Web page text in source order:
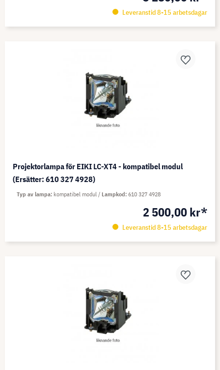
Leveranstid 8-15 arbetsdagar
Projektorlampa för EIKI LC-XT4 - kompatibel modul
(Ersätter: 610 327 4928)
2 500,00 kr*
Leveranstid 8-15 arbetsdagar
Typ av lampa kompatibel modul Lampkod 610 327 4928